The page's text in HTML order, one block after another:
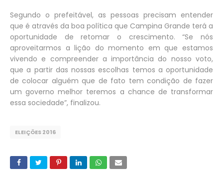
Segundo o prefeitável, as pessoas precisam entender
que é através da boa política que Campina Grande terá a
oportunidade de retomar o crescimento. “Se nós
aproveitarmos a lição do momento em que estamos
vivendo e compreender a importância do nosso voto,
que a partir das nossas escolhas temos a oportunidade
de colocar alguém que de fato tem condição de fazer
um governo melhor teremos a chance de transformar
essa sociedade”, finalizou.
ELEIÇÕES 2016